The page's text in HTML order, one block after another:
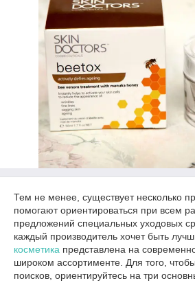
Тем не менее, существует несколько
помогают ориентироваться при всем
предложений специальных уходовых
каждый производитель хочет быть
косметика представлена на
широком ассортименте. Для того, чтобы
поисков, ориентируйтесь на три